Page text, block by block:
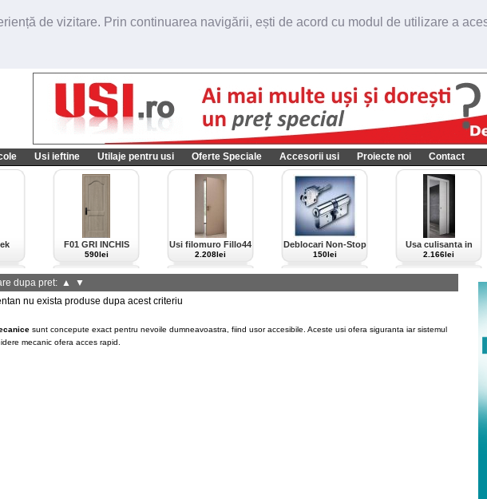
de vizitare. Prin continuarea navigării, ești de acord cu modul de utilizare a
Usi ieftine Utilaje pentru usi Oferte Speciale Accesorii usi Proiecte noi Contact
F01 GRI INCHIS
590lei
Usi filomuro Fillo44
import Italia
2.208lei
Deblocari Non-Stop
150lei
Usa culisanta in
perete Scrigno,
culoare alba-bianco
2.166lei
dupa pret: ▲
▼
nu exista produse dupa acest criteriu
sunt concepute exact pentru nevoile dumneavoastra, fiind usor accesibile. Aceste usi ofera siguranta iar sistemul
mecanic ofera acces rapid.